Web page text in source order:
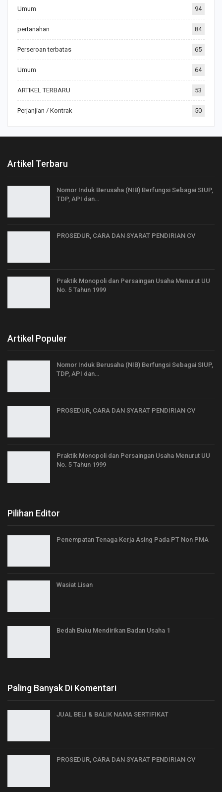
Umum 94
pertanahan 84
Perseroan terbatas 65
Umum 64
ARTIKEL TERBARU 53
Perjanjian / Kontrak 50
Artikel Terbaru
Nomor Induk Berusaha (NIB) Berfungsi Sebagai SIUP,
TDP, API dan…
PROSEDUR, CARA DAN SYARAT PENDIRIAN CV
Praktik Monopoli dan Persaingan Usaha Menurut UU
No. 5 Tahun 1999
Artikel Populer
Nomor Induk Berusaha (NIB) Berfungsi Sebagai SIUP,
TDP, API dan…
PROSEDUR, CARA DAN SYARAT PENDIRIAN CV
Praktik Monopoli dan Persaingan Usaha Menurut UU
No. 5 Tahun 1999
Pilihan Editor
Penempatan Tenaga Kerja Asing Pada PT Non PMA
Wasiat Lisan
Bedah Buku Mendirikan Badan Usaha 1
Paling Banyak Di Komentari
JUAL BELI & BALIK NAMA SERTIFIKAT
PROSEDUR, CARA DAN SYARAT PENDIRIAN CV